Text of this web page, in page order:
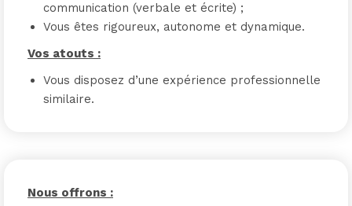
communication (verbale et écrite) ;
Vous êtes rigoureux, autonome et dynamique.
Vos atouts :
Vous disposez d’une expérience professionnelle
similaire.
Nous offrons :